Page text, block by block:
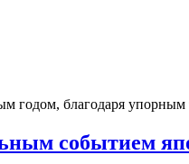
годом, благодаря упорным
событием